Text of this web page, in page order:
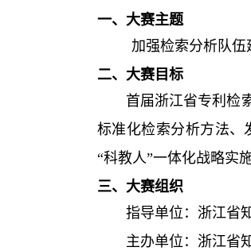
一、大赛主题
加强检索分析队伍
二、大赛目标
首届浙江省专利检
标准化检索分析方法、
“科教人”一体化战略实
三、大赛组织
指导单位：浙江省
主办单位：浙江省